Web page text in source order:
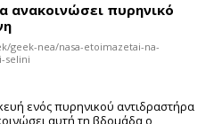
ανακοινώσει πυρηνικό
geek-nea/nasa-etoimazetai-na-
selini
ενός πυρηνικού αντιδραστήρα
αυτή τη βδομάδα ο